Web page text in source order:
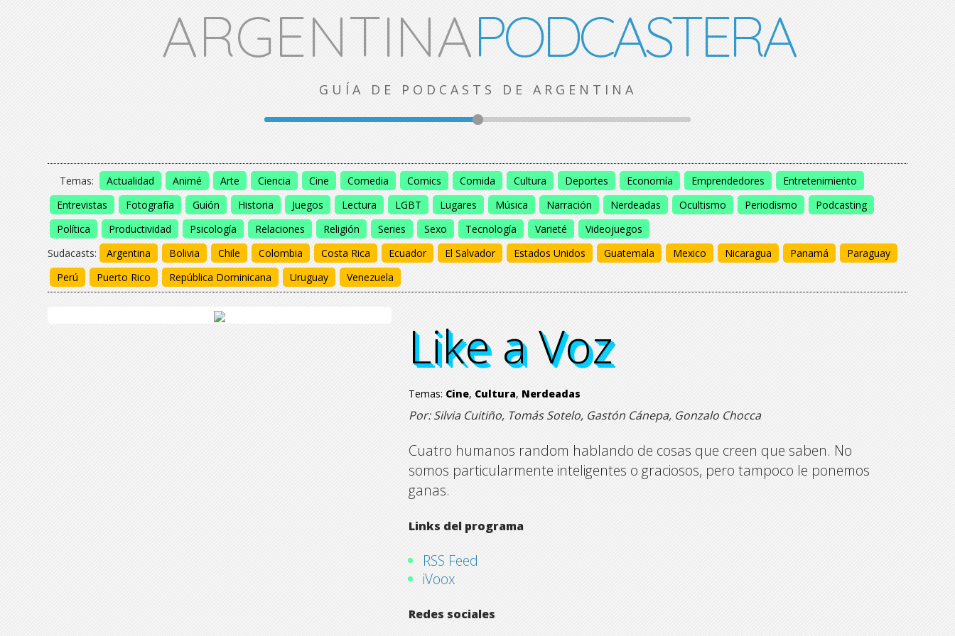
ARGENTINAPODCASTERA
GUÍA DE PODCASTS DE ARGENTINA
Temas: Actualidad Animé Arte Ciencia Cine Comedia Comics Comida Cultura Deportes Economía Emprendedores
Entretenimiento
Entrevistas
Fotografía Guión Historia Juegos Lectura LGBT Lugares Música Narración Nerdeadas Ocultismo Periodismo
Podcasting
Política
Productividad Psicología Relaciones Religión Series Sexo Tecnología Varieté
Videojuegos
Sudacasts:
Argentina Bolivia Chile Colombia Costa Rica Ecuador El Salvador Estados Unidos Guatemala Mexico Nicaragua Panamá
Paraguay
Perú
Puerto Rico República Dominicana Uruguay Venezuela
Like a Voz
Like a Voz
Like a Voz
Like a Voz
Temas: Cine, Cultura, Nerdeadas
Por: Silvia Cuitiño, Tomás Sotelo, Gastón Cánepa, Gonzalo Chocca
Cuatro humanos random hablando de cosas que creen que saben. No
somos particularmente inteligentes o graciosos, pero tampoco le ponemos
ganas.
Links del programa
RSS Feed
iVoox
Redes sociales